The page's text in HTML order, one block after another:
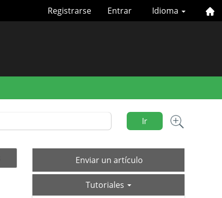
Idioma
Registrarse Entrar
Ir
Enviar
un
Enviar un artículo
Tutoriales